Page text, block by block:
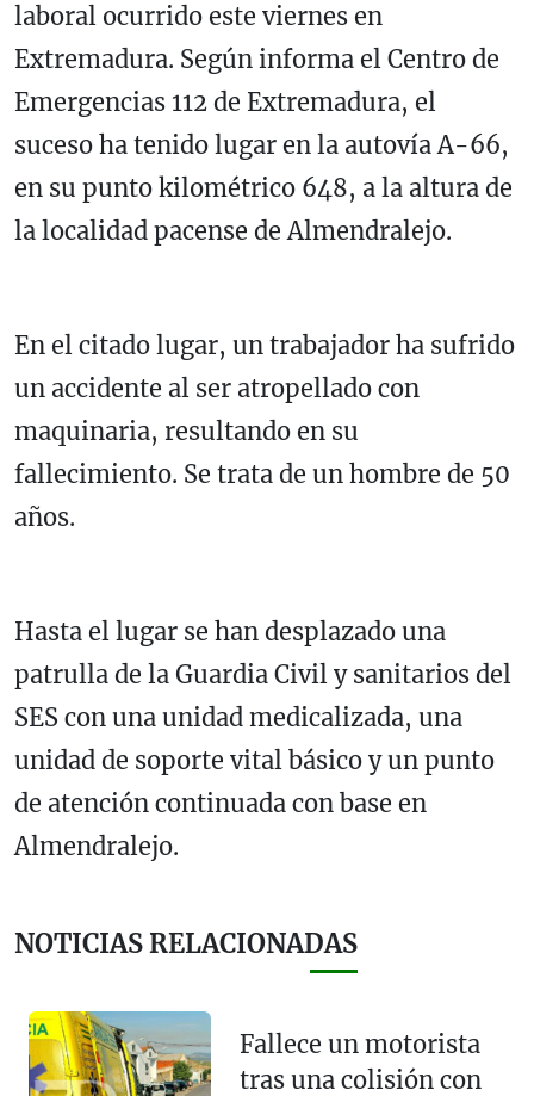
laboral ocurrido este viernes en
Extremadura. Según informa el Centro de
Emergencias 112 de Extremadura, el
suceso ha tenido lugar en la autovía A-66,
en su punto kilométrico 648, a la altura de
la localidad pacense de Almendralejo.
En el citado lugar, un trabajador ha sufrido
un accidente al ser atropellado con
maquinaria, resultando en su
fallecimiento. Se trata de un hombre de 50
años.
Hasta el lugar se han desplazado una
patrulla de la Guardia Civil y sanitarios del
SES con una unidad medicalizada, una
unidad de soporte vital básico y un punto
de atención continuada con base en
Almendralejo.
NOTICIAS RELACIONADAS
Fallece un motorista
tras una colisión con